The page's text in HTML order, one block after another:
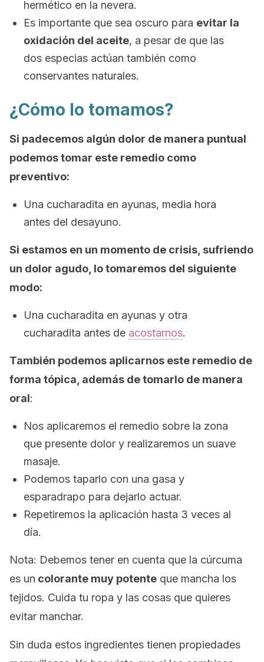
hermético en la nevera.
Es importante que sea oscuro para evitar la
oxidación del aceite, a pesar de que las
dos especias actúan también como
conservantes naturales.
¿Cómo lo tomamos?
Si padecemos algún dolor de manera puntual
podemos tomar este remedio como
preventivo:
Una cucharadita en ayunas, media hora
antes del desayuno.
Si estamos en un momento de crisis, sufriendo
un dolor agudo, lo tomaremos del siguiente
modo:
Una cucharadita en ayunas y otra
cucharadita antes de acostarnos.
También podemos aplicarnos este remedio de
forma tópica, además de tomarlo de manera
oral:
Nos aplicaremos el remedio sobre la zona
que presente dolor y realizaremos un suave
masaje.
Podemos taparlo con una gasa y
esparadrapo para dejarlo actuar.
Repetiremos la aplicación hasta 3 veces al
día.
Nota: Debemos tener en cuenta que la cúrcuma
es un colorante muy potente que mancha los
tejidos. Cuida tu ropa y las cosas que quieres
evitar manchar.
Sin duda estos ingredientes tienen propiedades